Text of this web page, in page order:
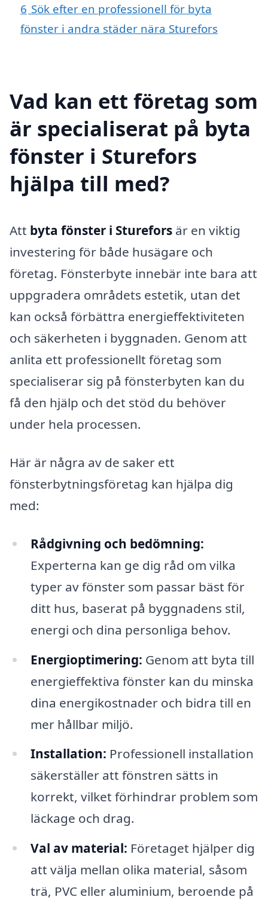
6 Sök efter en professionell för byta
fönster i andra städer nära Sturefors
Vad kan ett företag som
är specialiserat på byta
fönster i Sturefors
hjälpa till med?
Att byta fönster i Sturefors är en viktig
investering för både husägare och
företag. Fönsterbyte innebär inte bara att
uppgradera områdets estetik, utan det
kan också förbättra energieffektiviteten
och säkerheten i byggnaden. Genom att
anlita ett professionellt företag som
specialiserar sig på fönsterbyten kan du
få den hjälp och det stöd du behöver
under hela processen.
Här är några av de saker ett
fönsterbytningsföretag kan hjälpa dig
med:
Rådgivning och bedömning:
Experterna kan ge dig råd om vilka
typer av fönster som passar bäst för
ditt hus, baserat på byggnadens stil,
energi och dina personliga behov.
Energioptimering: Genom att byta till
energieffektiva fönster kan du minska
dina energikostnader och bidra till en
mer hållbar miljö.
Installation: Professionell installation
säkerställer att fönstren sätts in
korrekt, vilket förhindrar problem som
läckage och drag.
Val av material: Företaget hjälper dig
att välja mellan olika material, såsom
trä, PVC eller aluminium, beroende på